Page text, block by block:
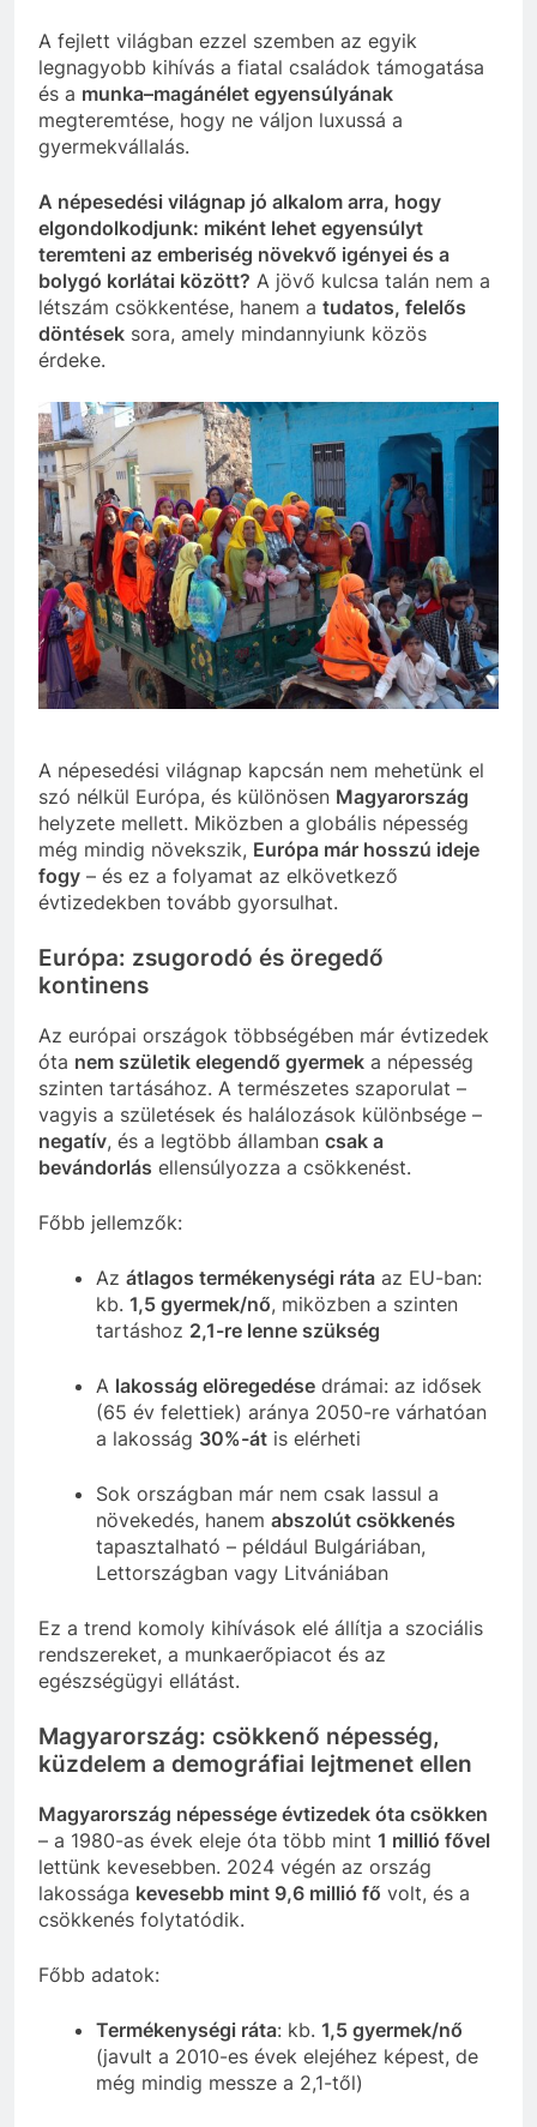
A fejlett világban ezzel szemben az egyik
legnagyobb kihívás a fiatal családok támogatása
és a munka–magánélet egyensúlyának
megteremtése, hogy ne váljon luxussá a
gyermekvállalás.
A népesedési világnap jó alkalom arra, hogy
elgondolkodjunk: miként lehet egyensúlyt
teremteni az emberiség növekvő igényei és a
bolygó korlátai között? A jövő kulcsa talán nem a
létszám csökkentése, hanem a tudatos, felelős
döntések sora, amely mindannyiunk közös
érdeke.
A népesedési világnap kapcsán nem mehetünk el
szó nélkül Európa, és különösen Magyarország
helyzete mellett. Miközben a globális népesség
még mindig növekszik, Európa már hosszú ideje
fogy – és ez a folyamat az elkövetkező
évtizedekben tovább gyorsulhat.
Európa: zsugorodó és öregedő
kontinens
Az európai országok többségében már évtizedek
óta nem születik elegendő gyermek a népesség
szinten tartásához. A természetes szaporulat –
vagyis a születések és halálozások különbsége –
negatív, és a legtöbb államban csak a
bevándorlás ellensúlyozza a csökkenést.
Főbb jellemzők:
Az átlagos termékenységi ráta az EU-ban:
kb. 1,5 gyermek/nő, miközben a szinten
tartáshoz 2,1-re lenne szükség
A lakosság elöregedése drámai: az idősek
(65 év felettiek) aránya 2050-re várhatóan
a lakosság 30%-át is elérheti
Sok országban már nem csak lassul a
növekedés, hanem abszolút csökkenés
tapasztalható – például Bulgáriában,
Lettországban vagy Litvániában
Ez a trend komoly kihívások elé állítja a szociális
rendszereket, a munkaerőpiacot és az
egészségügyi ellátást.
Magyarország: csökkenő népesség,
küzdelem a demográfiai lejtmenet ellen
Magyarország népessége évtizedek óta csökken
– a 1980-as évek eleje óta több mint 1 millió fővel
lettünk kevesebben. 2024 végén az ország
lakossága kevesebb mint 9,6 millió fő volt, és a
csökkenés folytatódik.
Főbb adatok:
Termékenységi ráta: kb. 1,5 gyermek/nő
(javult a 2010-es évek elejéhez képest, de
még mindig messze a 2,1-től)